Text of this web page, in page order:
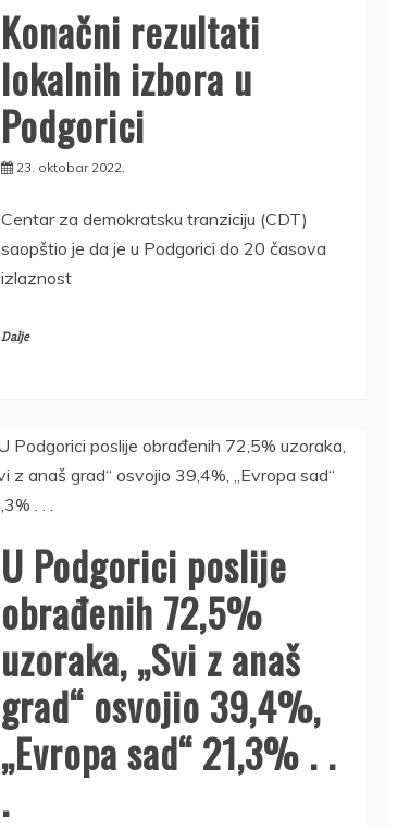
Konačni rezultati
lokalnih izbora u
Podgorici
23. oktobar 2022.
Centar za demokratsku tranziciju (CDT)
saopštio je da je u Podgorici do 20 časova
izlaznost
Dalje
U Podgorici poslije
obrađenih 72,5%
uzoraka, „Svi z anaš
grad“ osvojio 39,4%,
„Evropa sad“ 21,3% . .
.